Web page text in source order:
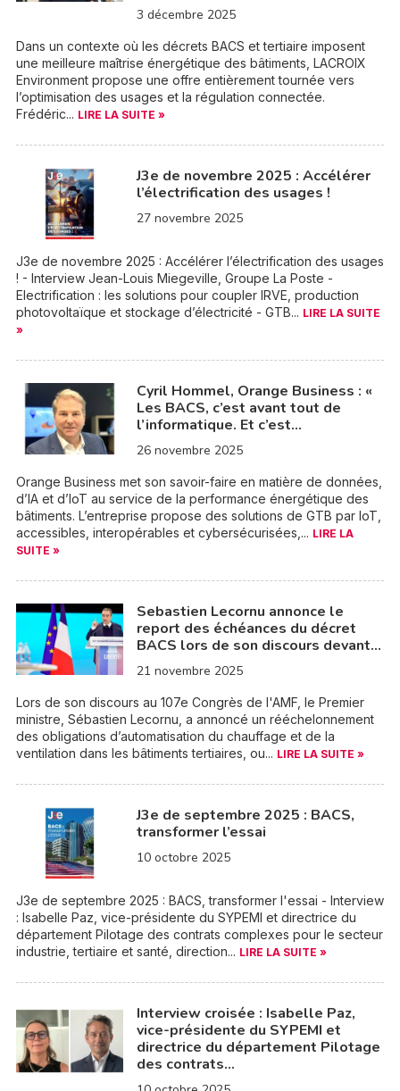
3 décembre 2025
Dans un contexte où les décrets BACS et tertiaire imposent
une meilleure maîtrise énergétique des bâtiments, LACROIX
Environment propose une offre entièrement tournée vers
l’optimisation des usages et la régulation connectée.
Frédéric... LIRE LA SUITE »
J3e de novembre 2025 : Accélérer
l’électrification des usages !
27 novembre 2025
J3e de novembre 2025 : Accélérer l’électrification des usages
! - Interview Jean-Louis Miegeville, Groupe La Poste -
Electrification : les solutions pour coupler IRVE, production
photovoltaïque et stockage d’électricité - GTB... LIRE LA SUITE
»
Cyril Hommel, Orange Business : «
Les BACS, c’est avant tout de
l’informatique. Et c’est…
26 novembre 2025
Orange Business met son savoir-faire en matière de données,
d’IA et d’IoT au service de la performance énergétique des
bâtiments. L’entreprise propose des solutions de GTB par IoT,
accessibles, interopérables et cybersécurisées,... LIRE LA
SUITE »
Sebastien Lecornu annonce le
report des échéances du décret
BACS lors de son discours devant…
21 novembre 2025
Lors de son discours au 107e Congrès de l'AMF, le Premier
ministre, Sébastien Lecornu, a annoncé un rééchelonnement
des obligations d’automatisation du chauffage et de la
ventilation dans les bâtiments tertiaires, ou... LIRE LA SUITE »
J3e de septembre 2025 : BACS,
transformer l’essai
10 octobre 2025
J3e de septembre 2025 : BACS, transformer l'essai - Interview
: Isabelle Paz, vice-présidente du SYPEMI et directrice du
département Pilotage des contrats complexes pour le secteur
industrie, tertiaire et santé, direction... LIRE LA SUITE »
Interview croisée : Isabelle Paz,
vice-présidente du SYPEMI et
directrice du département Pilotage
des contrats…